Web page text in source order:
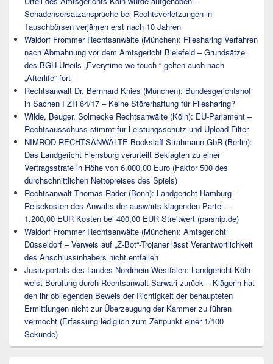
Schadensersatzansprüche bei Rechtsverletzungen in
Tauschbörsen verjähren erst nach 10 Jahren
Waldorf Frommer Rechtsanwälte (München): Filesharing Verfahren
nach Abmahnung vor dem Amtsgericht Bielefeld – Grundsätze
des BGH-Urteils „Everytime we touch “ gelten auch nach
„Afterlife“ fort
Rechtsanwalt Dr. Bernhard Knies (München): Bundesgerichtshof
in Sachen I ZR 64/17 – Keine Störerhaftung für Filesharing?
Wilde, Beuger, Solmecke Rechtsanwälte (Köln): EU-Parlament –
Rechtsausschuss stimmt für Leistungsschutz und Upload Filter
NIMROD RECHTSANWÄLTE Bockslaff Strahmann GbR (Berlin):
Das Landgericht Flensburg verurteilt Beklagten zu einer
Vertragsstrafe in Höhe von 6.000,00 Euro (Faktor 500 des
durchschnittlichen Nettopreises des Spiels)
Rechtsanwalt Thomas Rader (Bonn): Landgericht Hamburg –
Reisekosten des Anwalts der auswärts klagenden Partei –
1.200,00 EUR Kosten bei 400,00 EUR Streitwert (parship.de)
Waldorf Frommer Rechtsanwälte (München): Amtsgericht
Düsseldorf – Verweis auf „Z-Bot“-Trojaner lässt Verantwortlichkeit
des Anschlussinhabers nicht entfallen
Justizportals des Landes Nordrhein-Westfalen: Landgericht Köln
weist Berufung durch Rechtsanwalt Sarwari zurück – Klägerin hat
den ihr obliegenden Beweis der Richtigkeit der behaupteten
Ermittlungen nicht zur Überzeugung der Kammer zu führen
vermocht (Erfassung lediglich zum Zeitpunkt einer 1/100
Sekunde)